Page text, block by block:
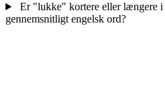
Er "lukke" kortere eller længere i
gennemsnitligt engelsk ord?